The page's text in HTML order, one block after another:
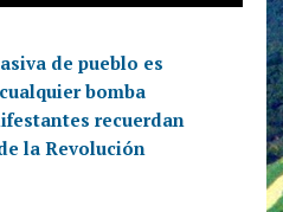
de pueblo es
bomba
recuerdan
la Revolución